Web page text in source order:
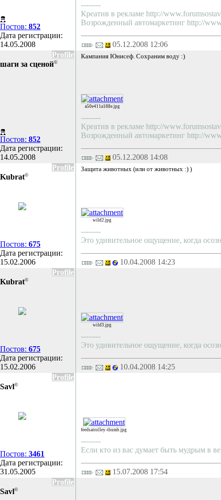
Постов: 852
Дата регистрации:
14.05.2008
--------
Креатив в рекламе http://
Возрожденный автомаркетинг http://
05.12.2008 12:06
Profile
шаги за сценой©
Постов: 852
Дата регистрации:
14.05.2008
Кампания Юнисеф. Сохраним воду :)
a50e411a188e.jpg
--------
Креатив в рекламе http://
Возрожденный автомаркетинг http://
05.12.2008 14:08
Profile
Kubrat©
Постов: 675
Дата регистрации:
15.02.2006
Защита животных (или от животных :) )
wild2.jpg
--------
Это удивительное ощущение, когда
10.04.2008 14:23
Profile
Kubrat©
Постов: 675
Дата регистрации:
15.02.2006
wild3.jpg
--------
Это удивительное ощущение, когда
10.04.2008 14:25
Profile
Savl©
Постов: 3461
Дата регистрации:
31.05.2005
feedsatrolley-thumb.jpg
--------
Если кто из вас думает быть мудрым в
15.07.2008 17:54
Profile
Savl©